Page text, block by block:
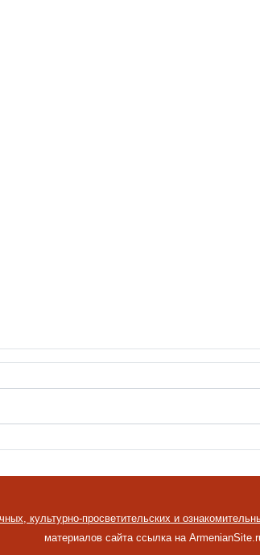
культурно-просветительских и
материалов сайта ссылка на